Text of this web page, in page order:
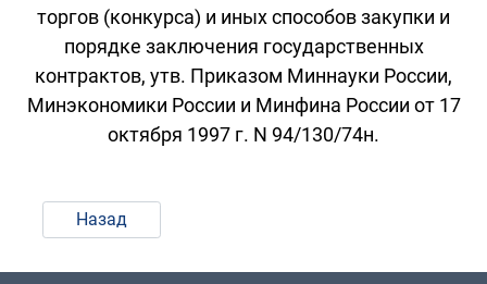
торгов (конкурса) и иных способов закупки и
порядке заключения государственных
контрактов, утв. Приказом Миннауки России,
Минэкономики России и Минфина России от 17
октября 1997 г. N 94/130/74н.
Назад